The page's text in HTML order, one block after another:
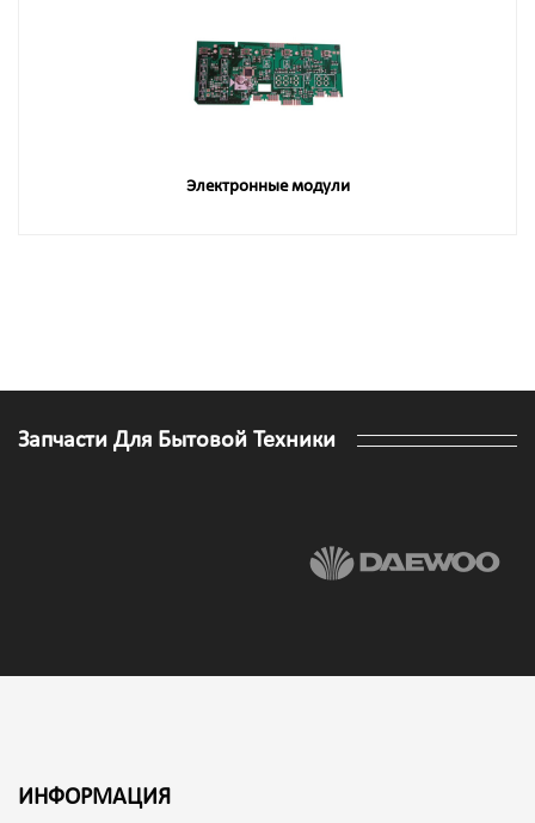
Электронные модули
Запчасти Для Бытовой Техники
ИНФОРМАЦИЯ